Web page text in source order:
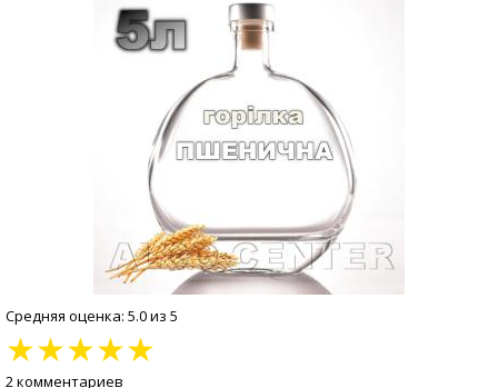
Средняя оценка: 5.0 из 5
★★★★★
2 комментариев